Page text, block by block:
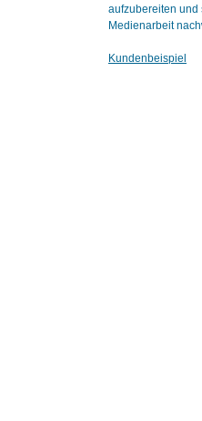
aufzubereiten und
Medienarbeit
Kundenbeispiel